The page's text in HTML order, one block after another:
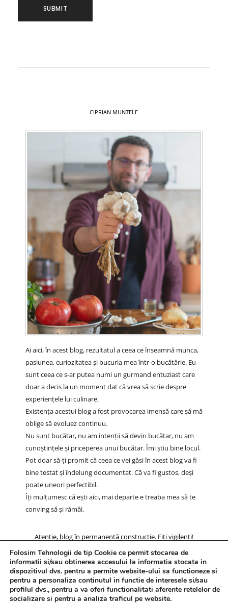
CIPRIAN MUNTELE
Ai aici, în acest blog, rezultatul a ceea ce înseamnă munca,
pasiunea, curiozitatea și bucuria mea într-o bucătărie. Eu
sunt ceea ce s-ar putea numi un gurmand entuziast care
doar a decis la un moment dat că vrea să scrie despre
experiențele lui culinare.
Existența acestui blog a fost provocarea imensă care să mă
oblige să evoluez continuu.
Nu sunt bucătar, nu am intenții să devin bucătar, nu am
cunoștințele și priceperea unui bucătar. Îmi știu bine locul.
Pot doar să-ți promit că ceea ce vei găsi în acest blog va fi
bine testat și îndelung documentat. Că va fi gustos, deși
poate uneori perfectibil.
Îți mulțumesc că ești aici, mai departe e treaba mea să te
conving să și rămâi.
Atenție, blog în permanentă construcție. Fiți vigilenți!
Folosim Tehnologii de tip Cookie ce permit stocarea de
informatii si/sau obtinerea accesului la informatia stocata in
dispozitivul dvs. pentru a permite website-ului sa functioneze si
pentru a personaliza continutul in functie de interesele si/sau
profilul dvs., pentru a va oferi functionalitati aferente retelelor de
socializare si pentru a analiza traficul pe website.